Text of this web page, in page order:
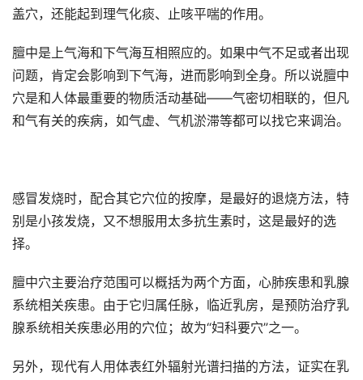
盖穴，还能起到理气化痰、止咳平喘的作用。
膻中是上气海和下气海互相照应的。如果中气不足或者出现
问题，肯定会影响到下气海，进而影响到全身。所以说膻中
穴是和人体最重要的物质活动基础——气密切相联的，但凡
和气有关的疾病，如气虚、气机淤滞等都可以找它来调治。
感冒发烧时，配合其它穴位的按摩，是最好的退烧方法，特
别是小孩发烧，又不想服用太多抗生素时，这是最好的选
择。
膻中穴主要治疗范围可以概括为两个方面，心肺疾患和乳腺
系统相关疾患。由于它归属任脉，临近乳房，是预防治疗乳
腺系统相关疾患必用的穴位；故为“妇科要穴”之一。
另外，现代有人用体表红外辐射光谱扫描的方法，证实在乳